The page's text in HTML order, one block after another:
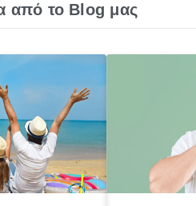
από το Blog μας